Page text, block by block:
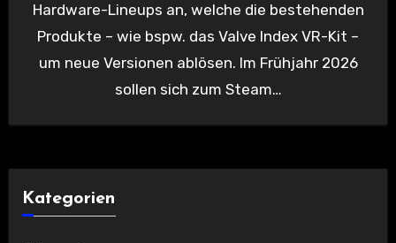
Hardware-Lineups an, welche die bestehenden
Produkte – wie bspw. das Valve Index VR-Kit –
um neue Versionen ablösen. Im Frühjahr 2026
sollen sich zum Steam…
Kategorien